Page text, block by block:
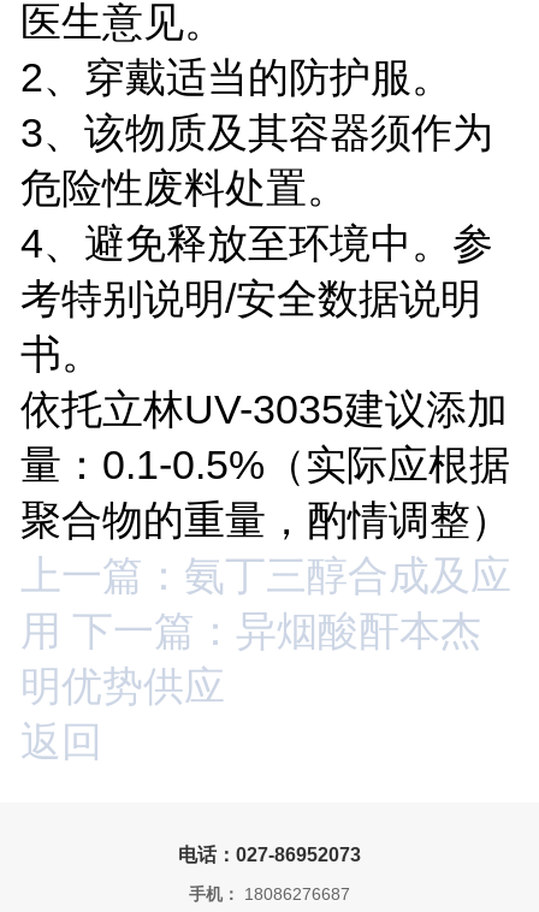
医生意见。
2、穿戴适当的防护服。
3、该物质及其容器须作为
危险性废料处置。
4、避免释放至环境中。参
考特别说明/安全数据说明
书。
依托立林UV-3035建议添加
量：0.1-0.5%（实际应根据
聚合物的重量，酌情调整）
上一篇：氨丁三醇合成及应
用 下一篇：异烟酸酐本杰
明优势供应
返回
电话：027-86952073
手机： 18086276687